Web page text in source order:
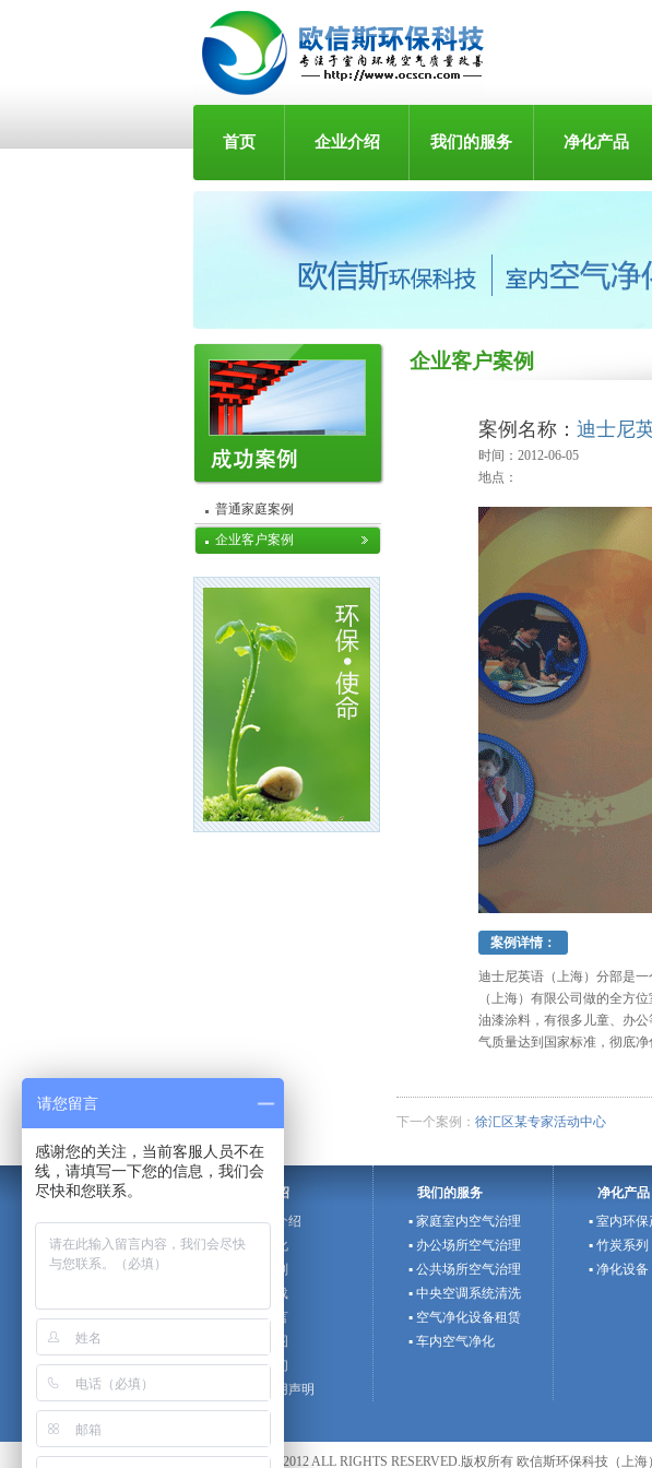
首页 企业介绍 我们的服务 净化产品
普通家庭案例
企业客户案例
企业客户案例
案例名称： 迪士尼
时间：2012-06-05
地点：
案例详情：
迪士尼英语（上海）分部是
（上海）有限公司 做的全方位
油漆涂料，有很多儿童、办
气质量达到国家标准，彻底净
下一个案例： 徐汇区某专家活动中心
企业介绍
▪ 欧信斯介绍
▪ 企业文化
▪ 招聘计划
▪ 文件下载
▪ 在线留言
▪ 网站地图
▪ 联系我们
▪ 网站使用声明
我们的服务
▪ 家庭室内空气治理
▪ 办公场所空气治理
▪ 公共场所空气治理
▪ 中央空调系统清洗
▪ 空气净化设备租赁
▪ 车内空气净化
净化产品
▪ 室内环保
▪ 竹炭系列
▪ 净化设备
COPYRIGHT ©2012 ALL RIGHTS RESERVED.版权所有 欧信斯环保科技（上
请您留言
感谢您的关注，当前客服人员不在
线，请填写一下您的信息，我们会
尽快和您联系。